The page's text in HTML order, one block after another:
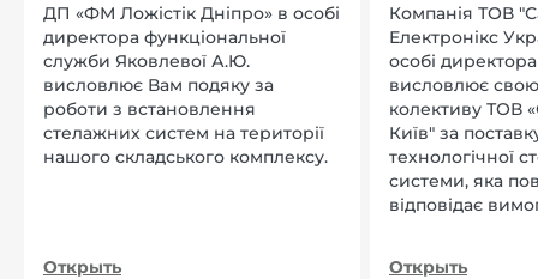
ДП «ФМ Ложістік Дніпро» в особі
директора функціональної
служби Яковлевої А.Ю.
висловлює Вам подяку за
роботи з встановлення
стелажних систем на території
нашого складського комплексу.
Открыть
Компанія ТОВ
Електронікс
особі
висловлює
колективу ТОВ
Київ" за
технологічної
системи, яка
відповідає
Открыть